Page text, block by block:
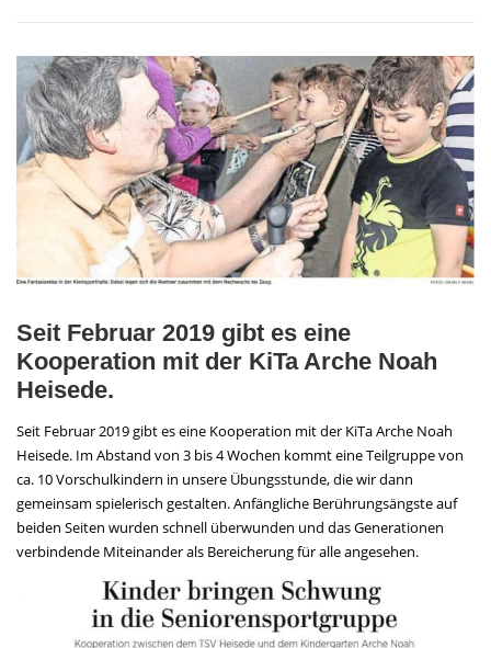
Seit Februar 2019 gibt es eine
Kooperation mit der KiTa Arche Noah
Heisede.
Seit Februar 2019 gibt es eine Kooperation mit der KiTa Arche Noah
Heisede. Im Abstand von 3 bis 4 Wochen kommt eine Teilgruppe von
ca. 10 Vorschulkindern in unsere Übungsstunde, die wir dann
gemeinsam spielerisch gestalten. Anfängliche Berührungsängste auf
beiden Seiten wurden schnell überwunden und das Generationen
verbindende Miteinander als Bereicherung für alle angesehen.